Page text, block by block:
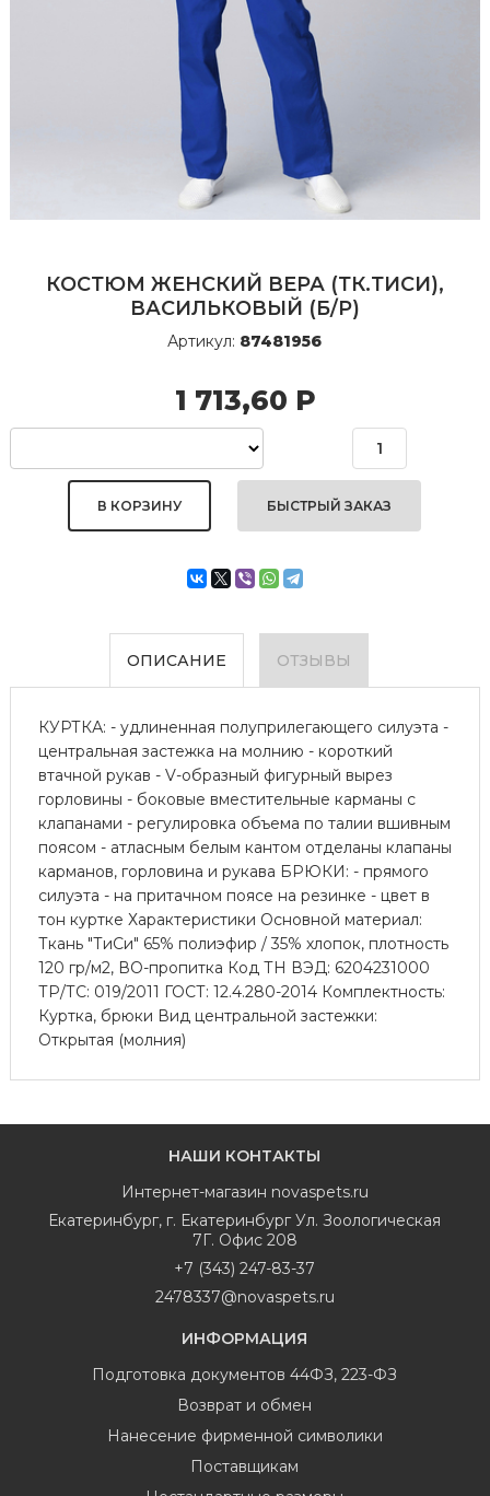
КОСТЮМ ЖЕНСКИЙ ВЕРА (ТК.ТИСИ),
ВАСИЛЬКОВЫЙ (Б/Р)
Артикул: 87481956
1 713,60 Р
БЫСТРЫЙ ЗАКАЗ
ОПИСАНИЕ ОТЗЫВЫ
КУРТКА: - удлиненная полуприлегающего силуэта -
центральная застежка на молнию - короткий
втачной рукав - V-образный фигурный вырез
горловины - боковые вместительные карманы с
клапанами - регулировка объема по талии вшивным
поясом - атласным белым кантом отделаны клапаны
карманов, горловина и рукава БРЮКИ: - прямого
силуэта - на притачном поясе на резинке - цвет в
тон куртке Характеристики Основной материал:
Ткань "ТиСи" 65% полиэфир / 35% хлопок, плотность
120 гр/м2, ВО-пропитка Код ТН ВЭД: 6204231000
ТР/ТС: 019/2011 ГОСТ: 12.4.280-2014 Комплектность:
Куртка, брюки Вид центральной застежки:
Открытая (молния)
НАШИ КОНТАКТЫ
Интернет-магазин novaspets.ru
Екатеринбург, г. Екатеринбург Ул. Зоологическая
7Г. Офис 208
+7 (343) 247-83-37
2478337@novaspets.ru
ИНФОРМАЦИЯ
Подготовка документов 44ФЗ, 223-ФЗ
Возврат и обмен
Нанесение фирменной символики
Поставщикам